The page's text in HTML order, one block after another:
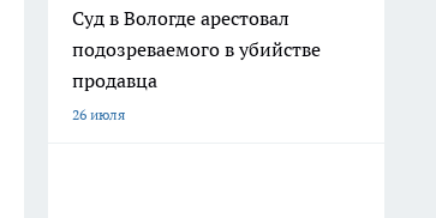
Суд в Вологде арестовал
подозреваемого в убийстве
продавца
26 июля